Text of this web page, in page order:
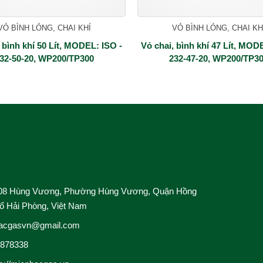
BÌNH LỎNG, CHAI KHÍ
khí 50 Lít, MODEL: ISO -
50-20, WP200/TP300
VỎ BÌNH LỎNG, CHAI
Vỏ chai, bình khí 47 Lít,
232-47-20, WP200/
Hùng Vương, Phường Hùng Vương, Quận Hồng
Hải Phòng, Việt Nam